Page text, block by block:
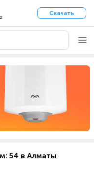
Скачать
54 в Алматы